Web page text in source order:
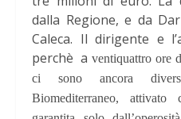
dalla Regione, e da
Caleca. Il dirigente e
perchè a ventiquattro ore
ci sono ancora
Biomediterraneo,